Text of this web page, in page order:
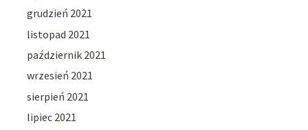
grudzień 2021
listopad 2021
październik 2021
wrzesień 2021
sierpień 2021
lipiec 2021